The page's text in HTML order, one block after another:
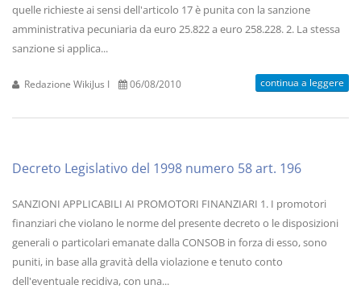
quelle richieste ai sensi dell'articolo 17 è punita con la sanzione
amministrativa pecuniaria da euro 25.822 a euro 258.228. 2. La stessa
sanzione si applica...
Redazione WikiJus I 06/08/2010 continua a leggere
Decreto Legislativo del 1998 numero 58 art. 196
SANZIONI APPLICABILI AI PROMOTORI FINANZIARI 1. I promotori
finanziari che violano le norme del presente decreto o le disposizioni
generali o particolari emanate dalla CONSOB in forza di esso, sono
puniti, in base alla gravità della violazione e tenuto conto
dell'eventuale recidiva, con una...